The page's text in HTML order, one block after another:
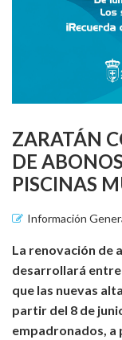
ZARATÁN
DE
PISCINAS
Información
La renovación de
desarrollará entre
que las nuevas
partir del 8 de
empadronados, a